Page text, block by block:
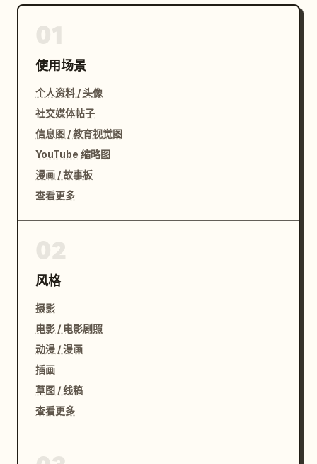
使用场景
个人资料 / 头像
社交媒体帖子
信息图 / 教育视觉图
YouTube 缩略图
漫画 / 故事板
查看更多
风格
摄影
电影 / 电影剧照
动漫 / 漫画
插画
草图 / 线稿
查看更多